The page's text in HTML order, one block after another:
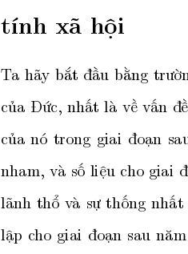
tính xã hội
Ta hãy bắt đầu bằng
của Đức, nhất là về vấn đề
của nó trong giai đoạn
nham, và số liệu cho giai
lãnh thổ và sự thống nhất
lập cho giai đoạn sau năm